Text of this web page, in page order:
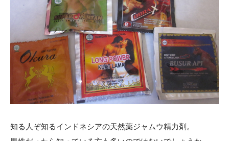
知る人ぞ知るインドネシアの天然薬ジャムウ精力剤。